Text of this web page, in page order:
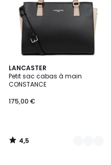
LANCASTER
Petit sac cabas à main
CONSTANCE
175,00 €
4,5
/ 5
2
Couleurs
4,5
/